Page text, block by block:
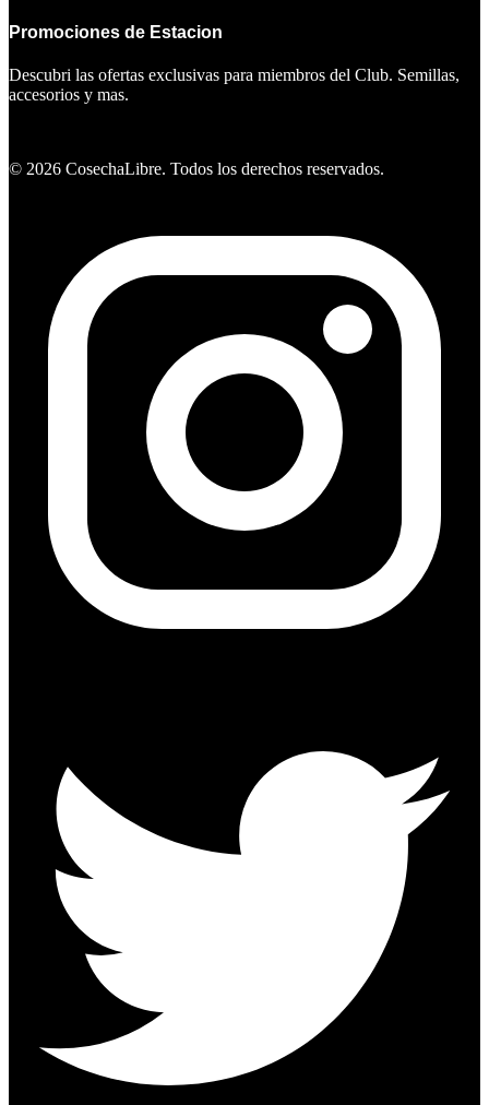
Promociones de Estacion
Descubri las ofertas exclusivas para miembros del Club. Semillas,
accesorios y mas.
© 2026 CosechaLibre. Todos los derechos reservados.